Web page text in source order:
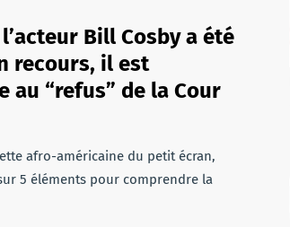
Bill Cosby a été
recours, il est
au “refus” de la Cour
afro-américaine du petit écran,
5 éléments pour comprendre la